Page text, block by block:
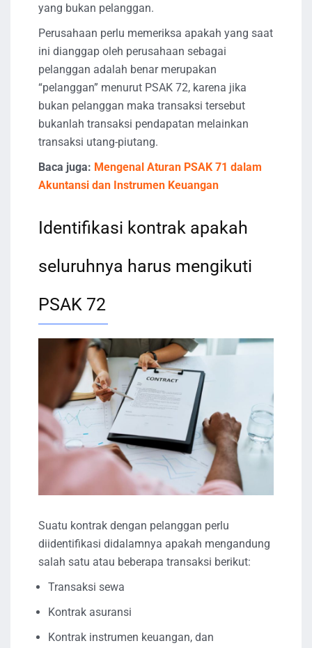
yang bukan pelanggan.
Perusahaan perlu memeriksa apakah yang saat
ini dianggap oleh perusahaan sebagai
pelanggan adalah benar merupakan
“pelanggan” menurut PSAK 72, karena jika
bukan pelanggan maka transaksi tersebut
bukanlah transaksi pendapatan melainkan
transaksi utang-piutang.
Baca juga: Mengenal Aturan PSAK 71 dalam
Akuntansi dan Instrumen Keuangan
Identifikasi kontrak apakah
seluruhnya harus mengikuti
PSAK 72
Suatu kontrak dengan pelanggan perlu
diidentifikasi didalamnya apakah mengandung
salah satu atau beberapa transaksi berikut:
Transaksi sewa
Kontrak asuransi
Kontrak instrumen keuangan, dan